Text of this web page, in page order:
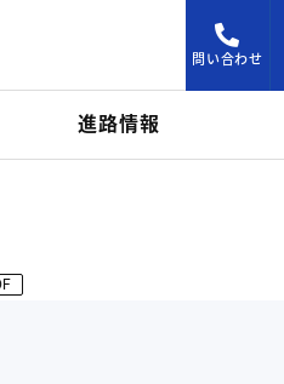
問い合わせ
進路情報